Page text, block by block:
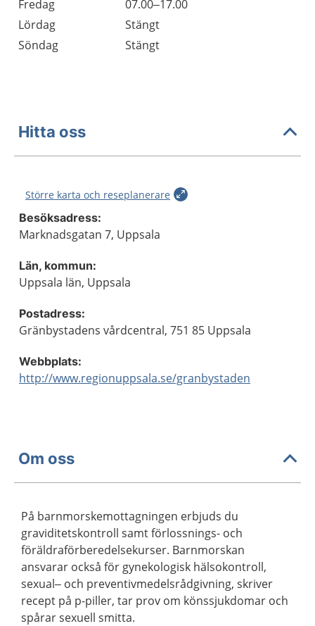
Fredag
07.00–17.00
Lördag
Stängt
Söndag
Stängt
Hitta oss
Större karta och reseplanerare
Besöksadress:
Marknadsgatan 7, Uppsala
Län, kommun:
Uppsala län, Uppsala
Postadress:
Gränbystadens vårdcentral, 751 85 Uppsala
Webbplats:
http://www.regionuppsala.se/granbystaden
Om oss
På barnmorskemottagningen erbjuds du
graviditetskontroll samt förlossnings- och
föräldraförberedelsekurser. Barnmorskan
ansvarar också för gynekologisk hälsokontroll,
sexual– och preventivmedelsrådgivning, skriver
recept på p-piller, tar prov om könssjukdomar och
spårar sexuell smitta.